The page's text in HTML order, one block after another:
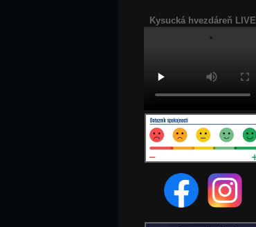
Kysucká hvezdáreň LIVE